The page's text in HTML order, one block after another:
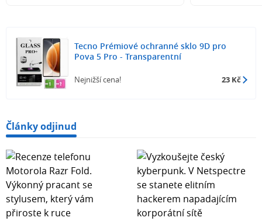
Tecno Prémiové ochranné sklo 9D pro
Pova 5 Pro - Transparentní
Nejnižší cena! 23 Kč
Články odjinud